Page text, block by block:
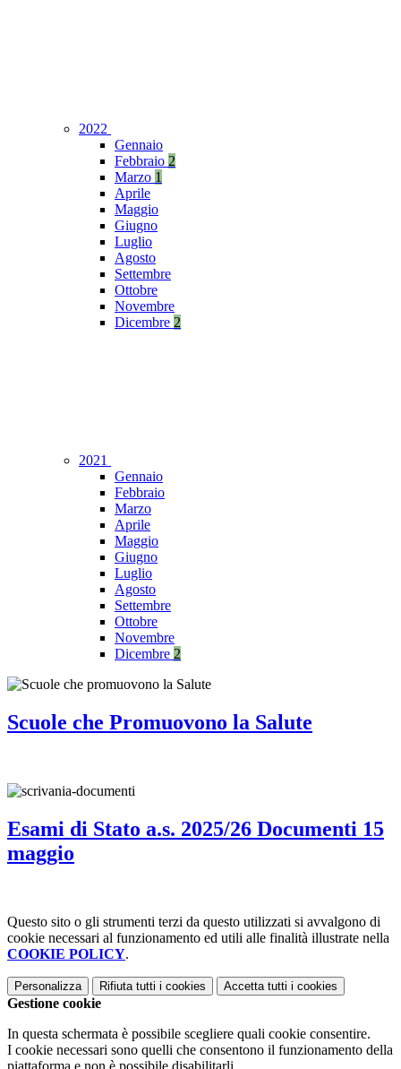
2022
Gennaio
Febbraio 2
Marzo 1
Aprile
Maggio
Giugno
Luglio
Agosto
Settembre
Ottobre
Novembre
Dicembre 2
2021
Gennaio
Febbraio
Marzo
Aprile
Maggio
Giugno
Luglio
Agosto
Settembre
Ottobre
Novembre
Dicembre 2
Scuole che Promuovono la Salute
Esami di Stato a.s. 2025/26 Documenti 15
maggio
Questo sito o gli strumenti terzi da questo utilizzati si avvalgono di
cookie necessari al funzionamento ed utili alle finalità illustrate nella
COOKIE POLICY.
Personalizza Rifiuta tutti i cookies Accetta tutti i cookies
Gestione cookie
In questa schermata è possibile scegliere quali cookie consentire.
I cookie necessari sono quelli che consentono il funzionamento della
piattaforma e non è possibile disabilitarli.